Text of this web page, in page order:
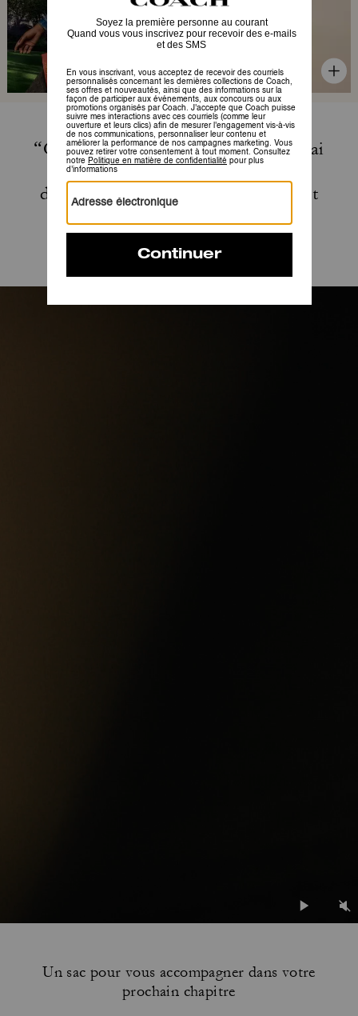
“Cette vie n’appartient qu’à moi. J’ai
arrêté de demander aux gens des
directionsvers lesquelles ils ne sont
Un sac pour vous accompagner dans votre
prochain chapitre